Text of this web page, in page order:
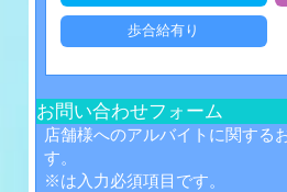
歩合給有り
お問い合わせフォーム
店舗様へのアルバイトに関する
す。
※は入力必須項目です。